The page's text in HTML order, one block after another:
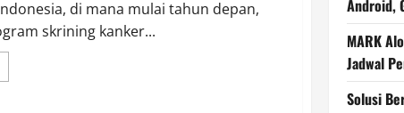
di mana mulai tahun depan,
skrining kanker...
Android,
MARK
Jadwal
Solusi